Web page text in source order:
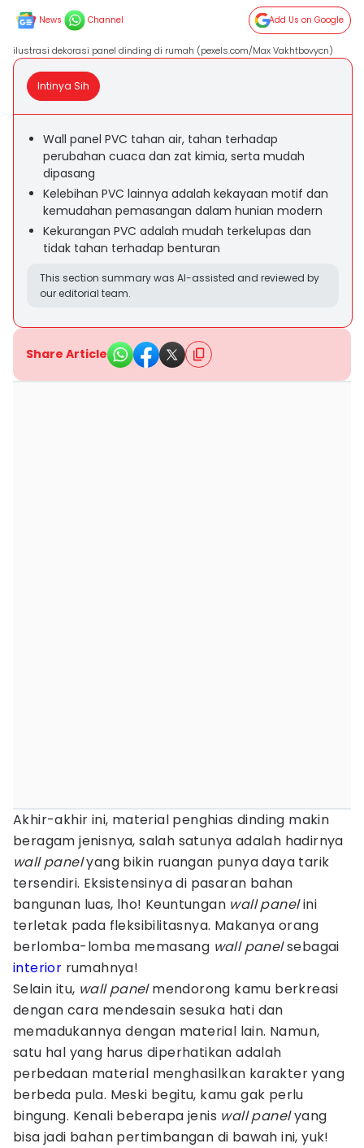
News Channel Add Us on Google
ilustrasi dekorasi panel dinding di rumah (pexels.com/Max Vakhtbovycn)
Intinya Sih
Wall panel PVC tahan air, tahan terhadap
perubahan cuaca dan zat kimia, serta mudah
dipasang
Kelebihan PVC lainnya adalah kekayaan motif dan
kemudahan pemasangan dalam hunian modern
Kekurangan PVC adalah mudah terkelupas dan
tidak tahan terhadap benturan
This section summary was AI-assisted and reviewed by
our editorial team.
Share Article
Akhir-akhir ini, material penghias dinding makin
beragam jenisnya, salah satunya adalah hadirnya
wall panelyang bikin ruangan punya daya tarik
tersendiri. Eksistensinya di pasaran bahan
bangunan luas, lho! Keuntungan wall panelini
terletak pada fleksibilitasnya. Makanya orang
berlomba-lomba memasang wall panelsebagai
interior rumahnya!
Selain itu, wall panelmendorong kamu berkreasi
dengan cara mendesain sesuka hati dan
memadukannya dengan material lain. Namun,
satu hal yang harus diperhatikan adalah
perbedaan material menghasilkan karakter yang
berbeda pula. Meski begitu, kamu gak perlu
bingung. Kenali beberapa jenis wall panelyang
bisa jadi bahan pertimbangan di bawah ini, yuk!